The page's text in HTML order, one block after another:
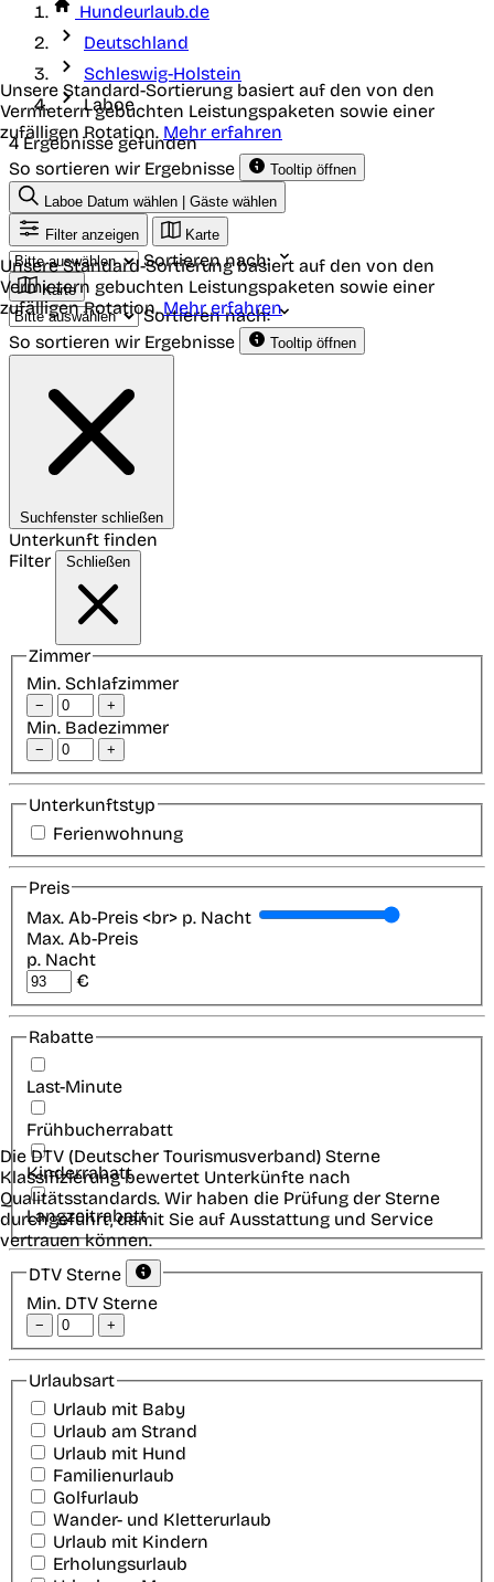
Hundeurlaub.de
Deutschland
Schleswig-Holstein
Laboe
4 Ergebnisse gefunden
So sortieren wir Ergebnisse
Tooltip öffnen
Unsere Standard-Sortierung basiert auf den von den
Vermietern gebuchten Leistungspaketen sowie einer
zufälligen Rotation. Mehr erfahren
Laboe Datum wählen | Gäste wählen
Filter anzeigen
Karte
Sortieren nach:
Karte
Sortieren nach:
So sortieren wir Ergebnisse
Tooltip öffnen
Unsere Standard-Sortierung basiert auf den von den
Vermietern gebuchten Leistungspaketen sowie einer
zufälligen Rotation.Mehr erfahren
Suchfenster schließen
Unterkunft finden
Filter
Schließen
Zimmer
Min. Schlafzimmer
− +
Min. Badezimmer
− +
Unterkunftstyp
Ferienwohnung
Preis
Max. Ab-Preis <br> p. Nacht
Max. Ab-Preis
p. Nacht
€
Rabatte
Last-Minute
Frühbucherrabatt
Kinderrabatt
Langzeitrabatt
DTV Sterne
Min. DTV Sterne
− +
Die DTV (Deutscher Tourismusverband) Sterne
Klassifizierung bewertet Unterkünfte nach
Qualitätsstandards. Wir haben die Prüfung der Sterne
durchgeführt, damit Sie auf Ausstattung und Service
vertrauen können.
Urlaubsart
Urlaub mit Baby
Urlaub am Strand
Urlaub mit Hund
Familienurlaub
Golfurlaub
Wander- und Kletterurlaub
Urlaub mit Kindern
Erholungsurlaub